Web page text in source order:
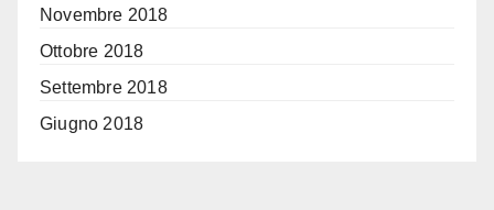
Novembre 2018
Ottobre 2018
Settembre 2018
Giugno 2018